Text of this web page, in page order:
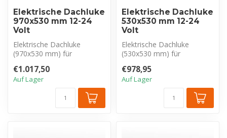
Elektrische Dachluke
970x530 mm 12-24
Volt
Elektrische Dachluke
(970x530 mm) für
Getönte Kuppel bietet...
€1.017,50
Auf Lager
Elektrische Dachluke
530x530 mm 12-24
Volt
Elektrische Dachluke
(530x530 mm) für
Getönte Kuppel bietet...
€978,95
Auf Lager